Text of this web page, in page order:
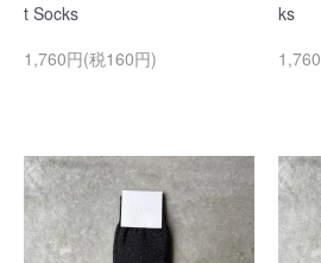
t Socks
1,760円(税160円)
ks